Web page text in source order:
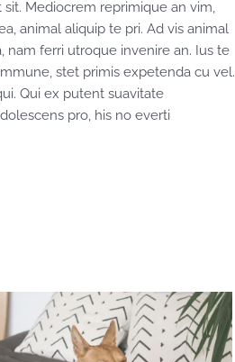
Mediocrem reprimique an vim,
animal aliquip te pri. Ad vis animal
nam ferri utroque invenire an. Ius te
stet primis expetenda cu vel.
Qui ex putent suavitate
pro, his no everti